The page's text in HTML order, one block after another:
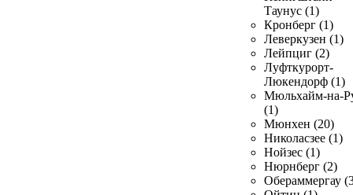
Таунус (1)
Кронберг (1)
Леверкузен (1)
Лейпциг (2)
Луфткурорт-
Люкендорф (1)
Мюльхайм-на-
(1)
Мюнхен (20)
Николасзее (1)
Нойзес (1)
Нюрнберг (2)
Обераммергау